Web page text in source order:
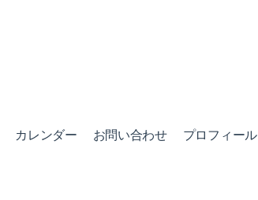
カレンダー お問い合わせ プロフィール